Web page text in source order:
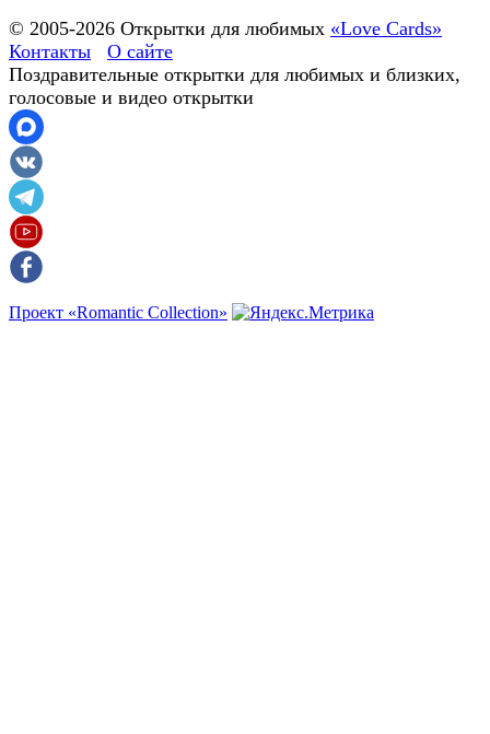
© 2005-2026 Открытки для любимых «Love Cards»
Контакты
О сайте
Поздравительные открытки для любимых и близких,
голосовые и видео открытки
Проект «Romantic Collection»